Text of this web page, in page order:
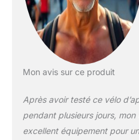
en
Mon avis sur ce produit
Après avoir testé ce vélo
pendant plusieurs jours,
excellent équipement pour